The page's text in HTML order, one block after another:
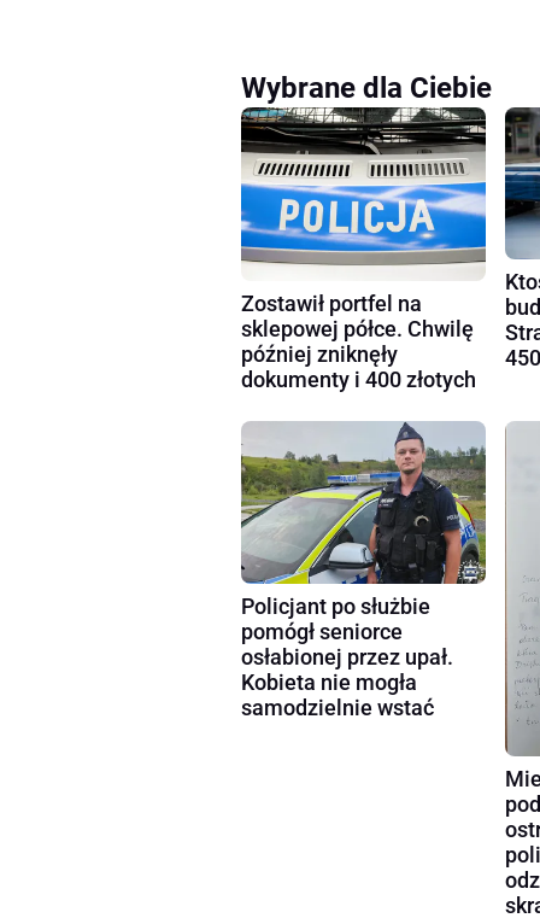
Wybrane dla Ciebie
Zostawił portfel na
sklepowej półce. Chwilę
później zniknęły
dokumenty i 400 złotych
Policjant po służbie
pomógł seniorce
osłabionej przez upał.
Kobieta nie mogła
samodzielnie wstać